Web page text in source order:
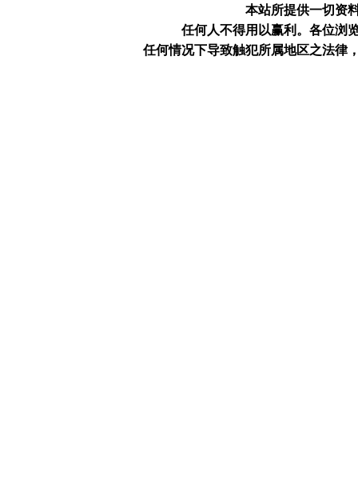
本站所提供一切资
任何人不得用以赢利。 各位浏
任何情况下导致触犯所属地区之法律